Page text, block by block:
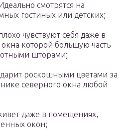
смотрятся на
гостиных или детских;
чувствуют себя даже в
которой большую часть
шторами;
роскошными цветами за
северного окна любой
даже в помещениях,
окон;